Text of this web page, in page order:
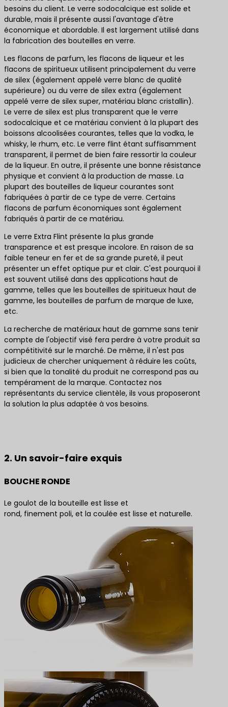
besoins du client. Le verre sodocalcique est solide et
durable, mais il présente aussi l'avantage d'être
économique et abordable. Il est largement utilisé dans
la fabrication des bouteilles en verre.
Les flacons de parfum, les flacons de liqueur et les
flacons de spiritueux utilisent principalement du verre
de silex (également appelé verre blanc de qualité
supérieure) ou du verre de silex extra (également
appelé verre de silex super, matériau blanc cristallin).
Le verre de silex est plus transparent que le verre
sodocalcique et ce matériau convient à la plupart des
boissons alcoolisées courantes, telles que la vodka, le
whisky, le rhum, etc. Le verre flint étant suffisamment
transparent, il permet de bien faire ressortir la couleur
de la liqueur. En outre, il présente une bonne résistance
physique et convient à la production de masse. La
plupart des bouteilles de liqueur courantes sont
fabriquées à partir de ce type de verre. Certains
flacons de parfum économiques sont également
fabriqués à partir de ce matériau.
Le verre Extra Flint présente la plus grande
transparence et est presque incolore. En raison de sa
faible teneur en fer et de sa grande pureté, il peut
présenter un effet optique pur et clair. C'est pourquoi il
est souvent utilisé dans des applications haut de
gamme, telles que les bouteilles de spiritueux haut de
gamme, les bouteilles de parfum de marque de luxe,
etc.
La recherche de matériaux haut de gamme sans tenir
compte de l'objectif visé fera perdre à votre produit sa
compétitivité sur le marché. De même, il n'est pas
judicieux de chercher uniquement à réduire les coûts,
si bien que la tonalité du produit ne correspond pas au
tempérament de la marque. Contactez nos
représentants du service clientèle, ils vous proposeront
la solution la plus adaptée à vos besoins.
2. Un savoir-faire exquis
BOUCHE RONDE
Le goulot de la bouteille est lisse et
rond, finement poli, et la coulée est lisse et naturelle.